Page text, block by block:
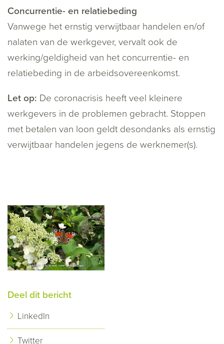
Concurrentie- en relatiebeding
Vanwege het ernstig verwijtbaar handelen en/of
nalaten van de werkgever, vervalt ook de
werking/geldigheid van het concurrentie- en
relatiebeding in de arbeidsovereenkomst.
Let op: De coronacrisis heeft veel kleinere
werkgevers in de problemen gebracht. Stoppen
met betalen van loon geldt desondanks als ernstig
verwijtbaar handelen jegens de werknemer(s).
Deel dit bericht
LinkedIn
Twitter